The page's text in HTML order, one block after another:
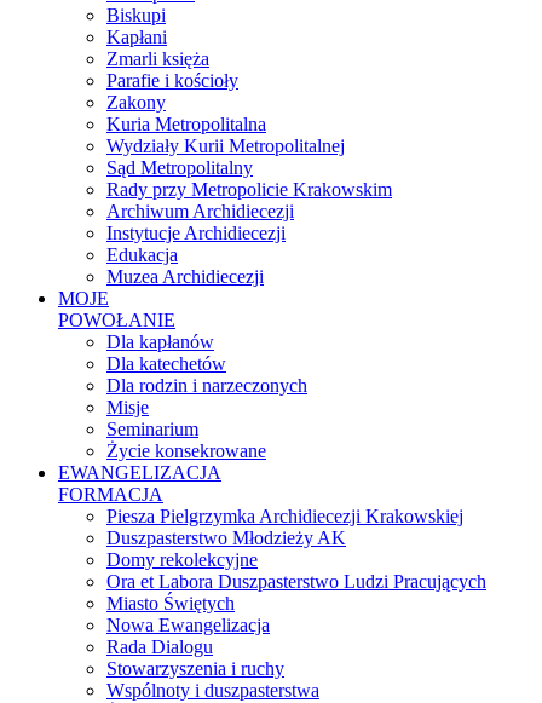
Biskupi
Kapłani
Zmarli księża
Parafie i kościoły
Zakony
Kuria Metropolitalna
Wydziały Kurii Metropolitalnej
Sąd Metropolitalny
Rady przy Metropolicie Krakowskim
Archiwum Archidiecezji
Instytucje Archidiecezji
Edukacja
Muzea Archidiecezji
MOJE
POWOŁANIE
Dla kapłanów
Dla katechetów
Dla rodzin i narzeczonych
Misje
Seminarium
Życie konsekrowane
EWANGELIZACJA
FORMACJA
Piesza Pielgrzymka Archidiecezji Krakowskiej
Duszpasterstwo Młodzieży AK
Domy rekolekcyjne
Ora et Labora Duszpasterstwo Ludzi Pracujących
Miasto Świętych
Nowa Ewangelizacja
Rada Dialogu
Stowarzyszenia i ruchy
Wspólnoty i duszpasterstwa